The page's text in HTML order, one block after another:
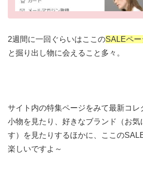
2週間に一回ぐらいはここのSALEペー
と掘り出し物に会えること多々。
サイト内の特集ページをみて最新コレ
小物を見たり、好きなブランド（お気
す）を見たりするほかに、ここの
楽しいですよ～